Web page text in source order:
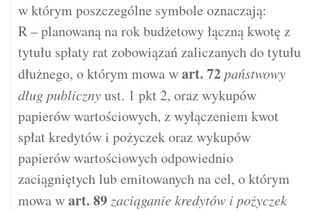
w którym poszczególne symbole oznaczają:
R – planowaną na rok budżetowy łączną kwotę z
tytułu spłaty rat zobowiązań zaliczanych do tytułu
dłużnego, o którym mowa wart. 72 państwowy
dług publicznyust. 1 pkt 2, oraz wykupów
papierów wartościowych, z wyłączeniem kwot
spłat kredytów i pożyczek oraz wykupów
papierów wartościowych odpowiednio
zaciągniętych lub emitowanych na cel, o którym
mowa wart. 89 zaciąganie kredytów i pożyczek